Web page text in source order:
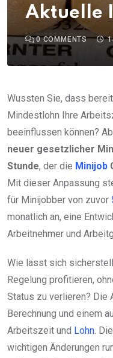
Aktuelle
0COMMENTS
Wussten Sie, dass
Mindestlohn Ihre
beeinflussen können?
neuer gesetzlicher
Stunde, der die Minijob
Mit dieser Anpassung
für Minijobber von zuvor
monatlich an, eine
Arbeitnehmer und
Wie lässt sich
Regelung profitieren,
Status zu verlieren? Die
Berechnung und einem
Arbeitszeit und Lohn.
wichtigen Änderungen